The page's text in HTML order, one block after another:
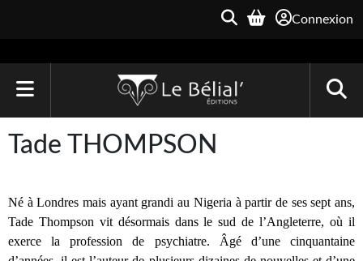
Connexion
ACCUEIL
Le Bélial'
Une Heure-Lumière
Tade THOMPSON
Né à Londres mais ayant grandi au Nigeria à partir de ses sept ans,
Tade Thompson vit désormais dans le sud de l’Angleterre, où il
exerce la profession de psychiatre. Âgé d’une cinquantaine